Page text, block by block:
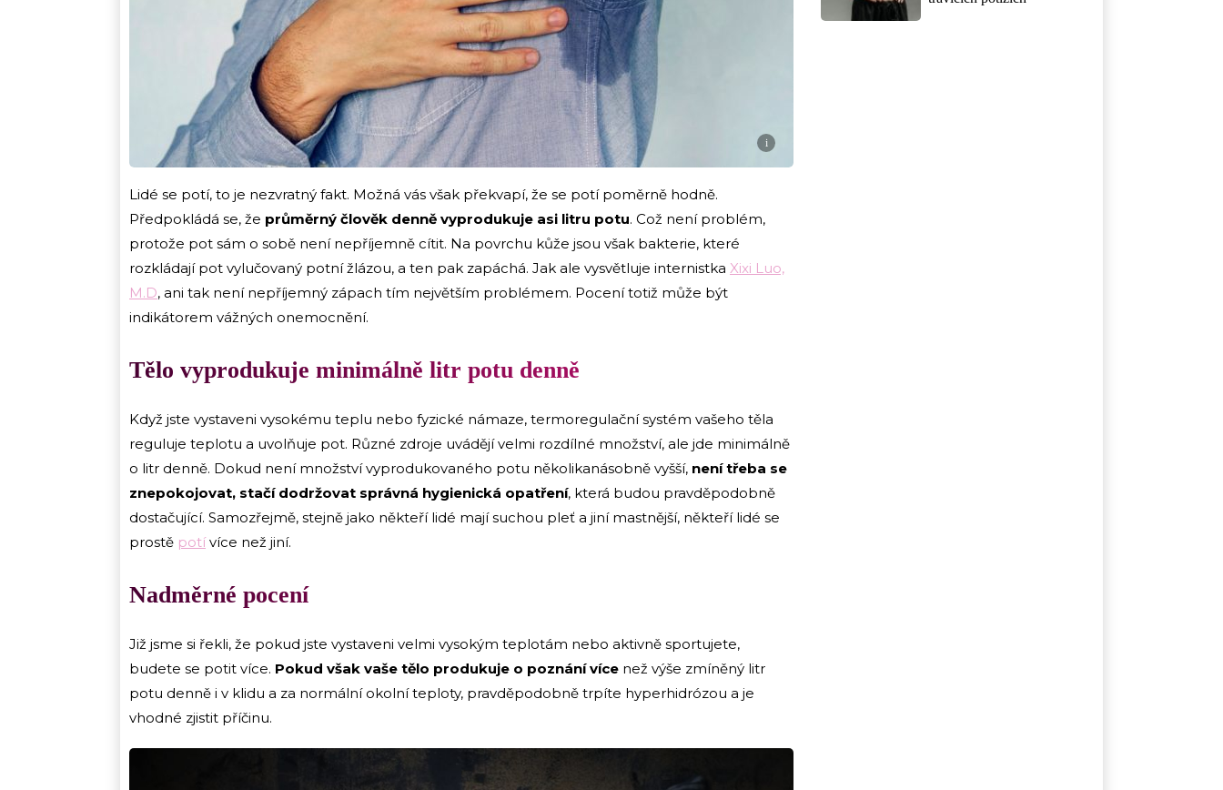
i
Lidé se potí, to je nezvratný fakt. Možná vás však překvapí, že se potí poměrně hodně.
Předpokládá se, že průměrný člověk denně vyprodukuje asi litru potu. Což není problém,
protože pot sám o sobě není nepříjemně cítit. Na povrchu kůže jsou však bakterie, které
rozkládají pot vylučovaný potní žlázou, a ten pak zapáchá. Jak ale vysvětluje internistka Xixi Luo,
M.D, ani tak není nepříjemný zápach tím největším problémem. Pocení totiž může být
indikátorem vážných onemocnění.
Tělo vyprodukuje minimálně litr potu denně
Když jste vystaveni vysokému teplu nebo fyzické námaze, termoregulační systém vašeho těla
reguluje teplotu a uvolňuje pot. Různé zdroje uvádějí velmi rozdílné množství, ale jde minimálně
o litr denně. Dokud není množství vyprodukovaného potu několikanásobně vyšší, není třeba se
znepokojovat, stačí dodržovat správná hygienická opatření, která budou pravděpodobně
dostačující. Samozřejmě, stejně jako někteří lidé mají suchou pleť a jiní mastnější, někteří lidé se
prostě potívíce než jiní.
Nadměrné pocení
Již jsme si řekli, že pokud jste vystaveni velmi vysokým teplotám nebo aktivně sportujete,
budete se potit více. Pokud však vaše tělo produkuje o poznání více než výše zmíněný litr
potu denně i v klidu a za normální okolní teploty, pravděpodobně trpíte hyperhidrózou a je
vhodné zjistit příčinu.